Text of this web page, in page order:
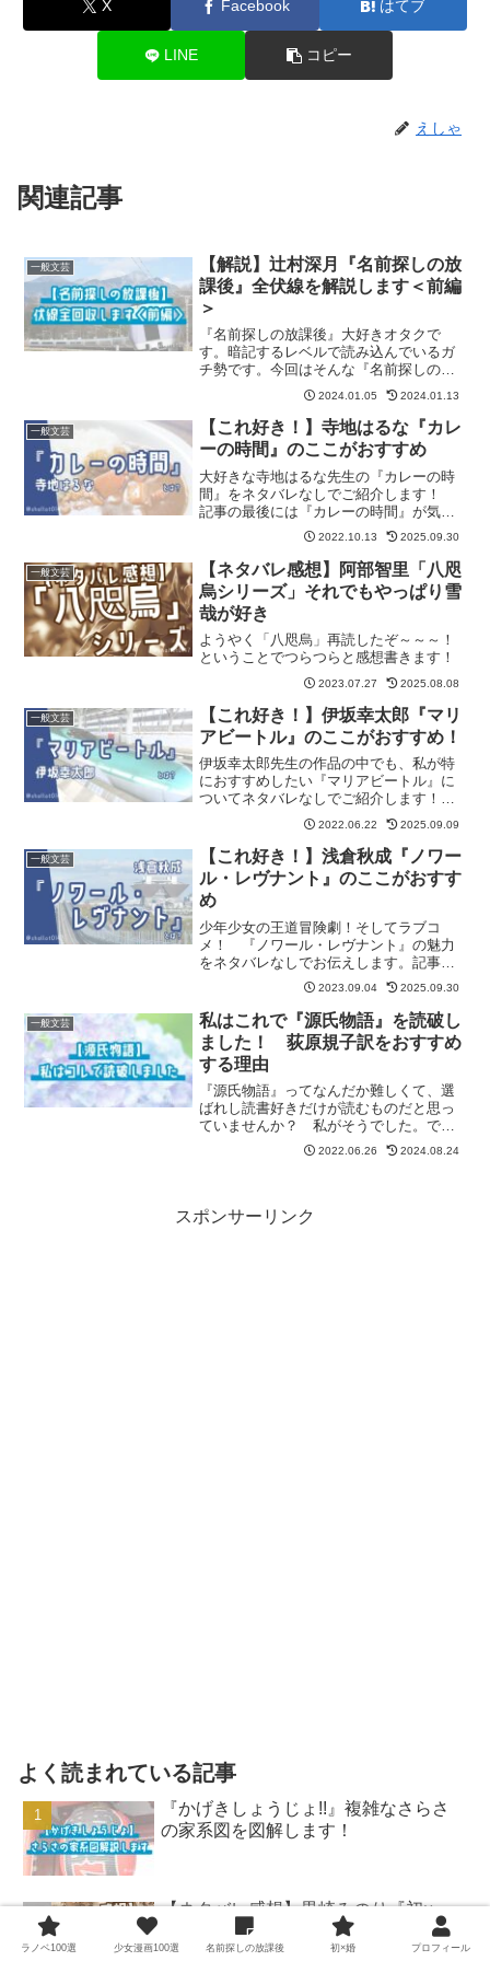
X Facebook はてブ
LINE コピー
えしゃ
関連記事
一般文芸
【解説】辻村深月『名前探しの放
課後』全伏線を解説します＜前編
＞
『名前探しの放課後』大好きオタクで
す。暗記するレベルで読み込んでいるガ
チ勢です。今回はそんな『名前探しの放
課後』に張り巡らされた伏線を全解説
（！）したいと思います。
2024.01.05 2024.01.13
一般文芸
【これ好き！】寺地はるな『カレ
ーの時間』のここがおすすめ
大好きな寺地はるな先生の『カレーの時
間』をネタバレなしでご紹介します！
記事の最後には『カレーの時間』が気に
入った方におすすめの作品も紹介してい
2022.10.13 2025.09.30
一般文芸
【ネタバレ感想】阿部智里「八咫
烏シリーズ」それでもやっぱり雪
哉が好き
ようやく「八咫烏」再読したぞ～～～！
ということでつらつらと感想書きます！
2023.07.27 2025.08.08
一般文芸
【これ好き！】伊坂幸太郎『マリ
アビートル』のここがおすすめ！
伊坂幸太郎先生の作品の中でも、私が特
におすすめしたい『マリアビートル』に
ついてネタバレなしでご紹介します！
独特の疾走感でぐいぐい引き込まれ、読
み始めたらページをめくる手が止まらな
い作品です！ 記事の最後には『マリア
ビートル』が気に入った方におすすめの
作品も紹介しています。
2022.06.22 2025.09.09
一般文芸
【これ好き！】浅倉秋成『ノワー
ル・レヴナント』のここがおすす
め
少年少女の王道冒険劇！そしてラブコ
メ！ 『ノワール・レヴナント』の魅力
をネタバレなしでお伝えします。記事の
最後には『ノワール・レヴナント』が気
に入った方におすすめの作品も紹介して
います。
2023.09.04 2025.09.30
一般文芸
私はこれで『源氏物語』を読破し
ました！ 荻原規子訳をおすすめ
する理由
『源氏物語』ってなんだか難しくて、選
ばれし読書好きだけが読むものだと思っ
ていませんか？ 私がそうでした。で
も、そんなことはありません！ こんな
私でも読破できた荻原規子訳を全力でお
2022.06.26 2024.08.24
スポンサーリンク
よく読まれている記事
『かげきしょうじょ!!』複雑なさらさ
の家系図を図解します！
【ネタバレ感想】黒崎みのり『初×
婚』最終17巻、納得の大団円でした！
ラノベ100選 少女漫画100選 名前探しの放課後 初×婚 プロフィール